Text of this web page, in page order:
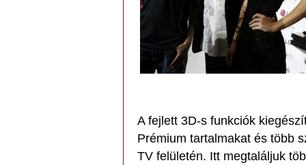
A fejlett 3D-s funkciók
Prémium tartalmakat és több
TV felületén. Itt megtaláljuk